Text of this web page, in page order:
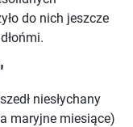
do nich jeszcze
niesłychany
maryjne miesiące)